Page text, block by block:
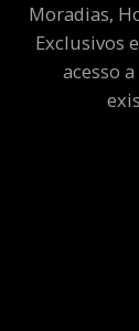
Moradias,
Exclusivos
acesso